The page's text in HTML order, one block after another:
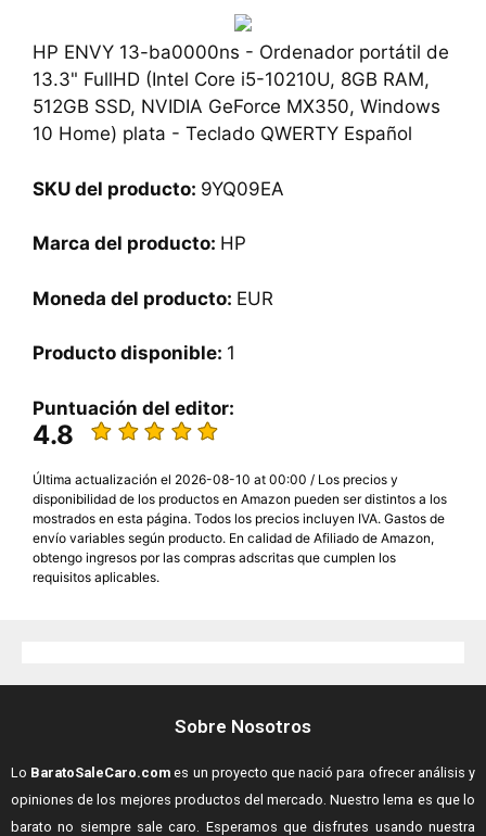
HP ENVY 13-ba0000ns - Ordenador portátil de
13.3" FullHD (Intel Core i5-10210U, 8GB RAM,
512GB SSD, NVIDIA GeForce MX350, Windows
10 Home) plata - Teclado QWERTY Español
SKU del producto: 9YQ09EA
Marca del producto: HP
Moneda del producto: EUR
Producto disponible: 1
Puntuación del editor:
4.8
Última actualización el 2026-08-10 at 00:00 / Los precios y
disponibilidad de los productos en Amazon pueden ser distintos a los
mostrados en esta página. Todos los precios incluyen IVA. Gastos de
envío variables según producto. En calidad de Afiliado de Amazon,
obtengo ingresos por las compras adscritas que cumplen los
requisitos aplicables.
Sobre Nosotros
Lo BaratoSaleCaro.com es un proyecto que nació para ofrecer análisis y
opiniones de los mejores productos del mercado. Nuestro lema es que lo
barato no siempre sale caro. Esperamos que disfrutes usando nuestra